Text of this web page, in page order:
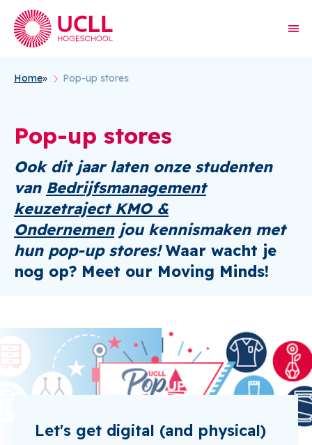
Kruimelpad
Home Pop-up stores
Pop-up stores
Ook dit jaar laten onze studenten
van Bedrijfsmanagement
keuzetraject KMO &
Ondernemenjou kennismaken met
hun pop-up stores!Waar wacht je
nog op? Meet our Moving Minds!
Let's get digital (and physical)